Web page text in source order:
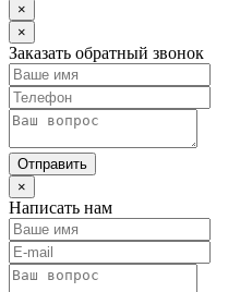
×
×
Заказать обратный звонок
Отправить
×
Написать нам